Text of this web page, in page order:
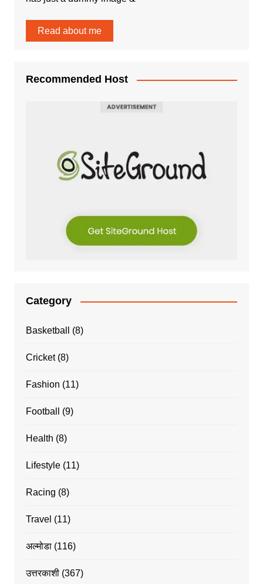
Read about me
Recommended Host
Category
Basketball (8)
Cricket(8)
Fashion (11)
Football (9)
Health (8)
Lifestyle(11)
Racing (8)
Travel (11)
अल्मोडा(116)
उत्तरकाशी(367)